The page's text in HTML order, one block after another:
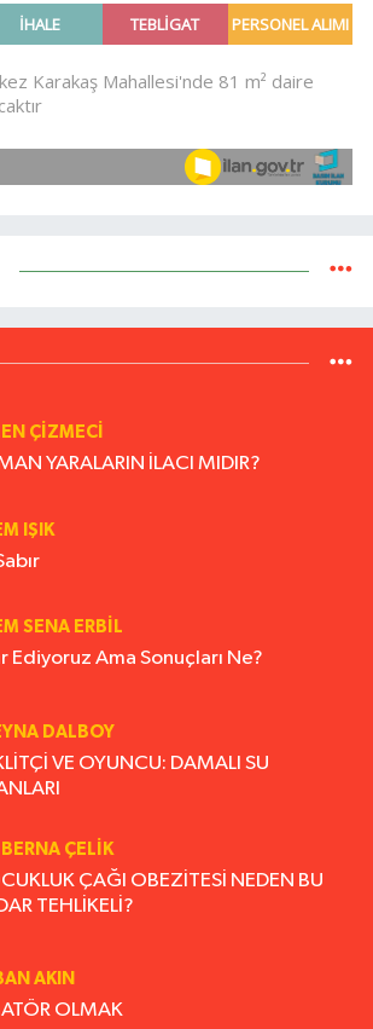
ÇİZMECİ
YARALARIN İLACI MIDIR?
IŞIK
SENA ERBIL
Ediyoruz Ama Sonuçları Ne?
DALBOY
VE OYUNCU: DAMALI SU
BERNA ÇELIK
ÇAĞI OBEZİTESİ NEDEN BU
TEHLİKELİ?
AKIN
OLMAK